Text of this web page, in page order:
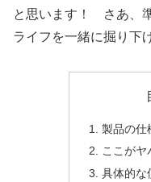
と思います！ さあ、
ライフを一緒に掘り下
製品の仕
ここがヤ
具体的な